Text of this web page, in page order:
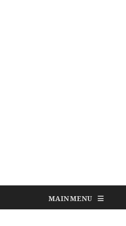
MAIN MENU